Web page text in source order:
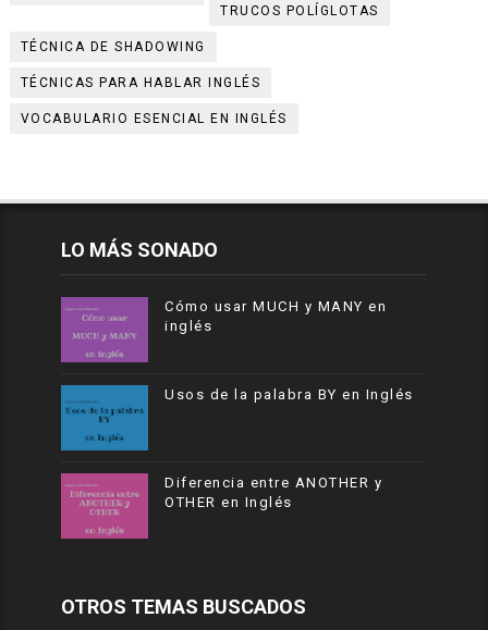
TRUCOS POLÍGLOTAS
TÉCNICA DE SHADOWING
TÉCNICAS PARA HABLAR INGLÉS
VOCABULARIO ESENCIAL EN INGLÉS
LO MÁS SONADO
Cómo usar MUCH y MANY en
inglés
Usos de la palabra BY en Inglés
Diferencia entre ANOTHER y
OTHER en Inglés
OTROS TEMAS BUSCADOS